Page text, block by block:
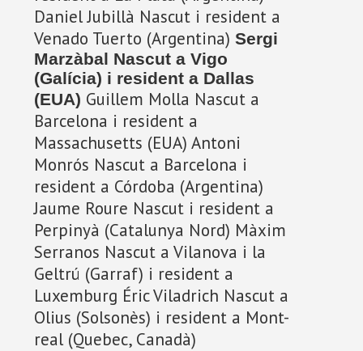
Daniel Jubillà Nascut i resident a
Venado Tuerto (Argentina) Sergi
Marzàbal Nascut a Vigo
(Galícia) i resident a Dallas
(EUA) Guillem Molla Nascut a
Barcelona i resident a
Massachusetts (EUA) Antoni
Monrós Nascut a Barcelona i
resident a Córdoba (Argentina)
Jaume Roure Nascut i resident a
Perpinyà (Catalunya Nord) Màxim
Serranos Nascut a Vilanova i la
Geltrú (Garraf) i resident a
Luxemburg Éric Viladrich Nascut a
Olius (Solsonès) i resident a Mont-
real (Quebec, Canadà)